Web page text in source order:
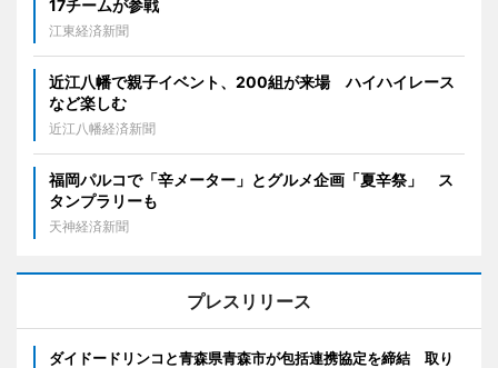
17チームが参戦
江東経済新聞
近江八幡で親子イベント、200組が来場 ハイハイレース
など楽しむ
近江八幡経済新聞
福岡パルコで「辛メーター」とグルメ企画「夏辛祭」 ス
タンプラリーも
天神経済新聞
プレスリリース
ダイドードリンコと青森県青森市が包括連携協定を締結 取り